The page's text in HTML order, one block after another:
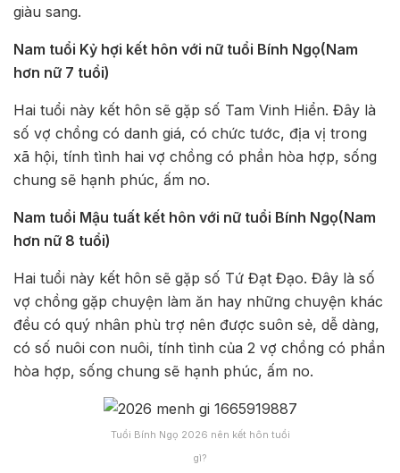
giàu sang.
Nam tuổi Kỷ hợi kết hôn với nữ tuổi Bính Ngọ(Nam
hơn nữ 7 tuổi)
Hai tuổi này kết hôn sẽ gặp số Tam Vinh Hiển. Đây là
số vợ chồng có danh giá, có chức tước, địa vị trong
xã hội, tính tình hai vợ chồng có phần hòa hợp, sống
chung sẽ hạnh phúc, ấm no.
Nam tuổi Mậu tuất kết hôn với nữ tuổi Bính Ngọ(Nam
hơn nữ 8 tuổi)
Hai tuổi này kết hôn sẽ gặp số Tứ Đạt Đạo. Đây là số
vợ chồng gặp chuyện làm ăn hay những chuyện khác
đều có quý nhân phù trợ nên được suôn sẻ, dễ dàng,
có số nuôi con nuôi, tính tình của 2 vợ chồng có phần
hòa hợp, sống chung sẽ hạnh phúc, ấm no.
Tuổi Bính Ngọ 2026 nên kết hôn tuổi
gì?